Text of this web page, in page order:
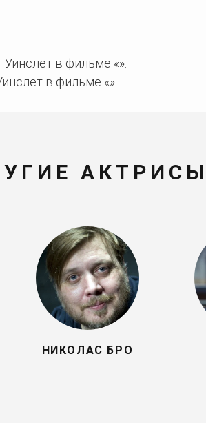
в фильме «».
в фильме «».
АКТРИСЫ
НИКОЛАС БРО